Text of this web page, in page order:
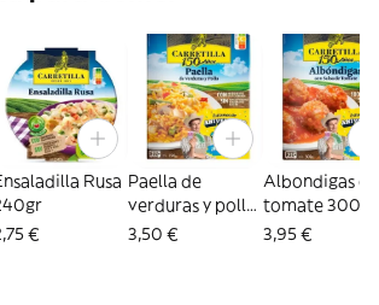
Rusa
€
Paella de
verduras y pollo
250gr
3,50 €
Albondigas
tomate 300g
3,95 €